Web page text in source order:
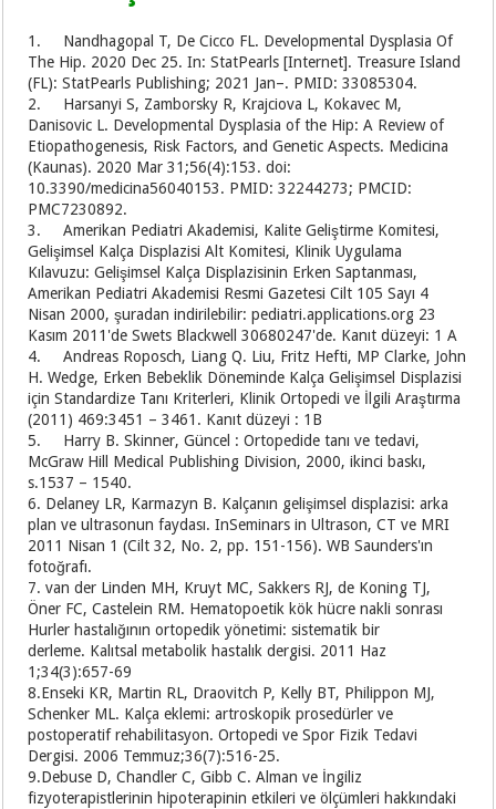
1. Nandhagopal T, De Cicco FL. Developmental Dysplasia Of
The Hip. 2020 Dec 25. In: StatPearls [Internet]. Treasure Island
(FL): StatPearls Publishing; 2021 Jan–. PMID: 33085304.
2. Harsanyi S, Zamborsky R, Krajciova L, Kokavec M,
Danisovic L. Developmental Dysplasia of the Hip: A Review of
Etiopathogenesis, Risk Factors, and Genetic Aspects. Medicina
(Kaunas). 2020 Mar 31;56(4):153. doi:
10.3390/medicina56040153. PMID: 32244273; PMCID:
PMC7230892.
3. Amerikan Pediatri Akademisi, Kalite Geliştirme Komitesi,
Gelişimsel Kalça Displazisi Alt Komitesi, Klinik Uygulama
Kılavuzu: Gelişimsel Kalça Displazisinin Erken Saptanması,
Amerikan Pediatri Akademisi Resmi Gazetesi Cilt 105 Sayı 4
Nisan 2000, şuradan indirilebilir: pediatri.applications.org 23
Kasım 2011'de Swets Blackwell 30680247'de. Kanıt düzeyi: 1 A
4. Andreas Roposch, Liang Q. Liu, Fritz Hefti, MP Clarke, John
H. Wedge, Erken Bebeklik Döneminde Kalça Gelişimsel Displazisi
için Standardize Tanı Kriterleri, Klinik Ortopedi ve İlgili Araştırma
(2011) 469:3451 – 3461. Kanıt düzeyi : 1B
5. Harry B. Skinner, Güncel : Ortopedide tanı ve tedavi,
McGraw Hill Medical Publishing Division, 2000, ikinci baskı,
s.1537 – 1540.
6. Delaney LR, Karmazyn B. Kalçanın gelişimsel displazisi: arka
plan ve ultrasonun faydası. InSeminars in Ultrason, CT ve MRI
2011 Nisan 1 (Cilt 32, No. 2, pp. 151-156). WB Saunders'ın
fotoğrafı.
7. van der Linden MH, Kruyt MC, Sakkers RJ, de Koning TJ,
Öner FC, Castelein RM. Hematopoetik kök hücre nakli sonrası
Hurler hastalığının ortopedik yönetimi: sistematik bir
derleme. Kalıtsal metabolik hastalık dergisi. 2011 Haz
1;34(3):657-69
8.Enseki KR, Martin RL, Draovitch P, Kelly BT, Philippon MJ,
Schenker ML. Kalça eklemi: artroskopik prosedürler ve
postoperatif rehabilitasyon. Ortopedi ve Spor Fizik Tedavi
Dergisi. 2006 Temmuz;36(7):516-25.
9.Debuse D, Chandler C, Gibb C. Alman ve İngiliz
fizyoterapistlerinin hipoterapinin etkileri ve ölçümleri hakkındaki